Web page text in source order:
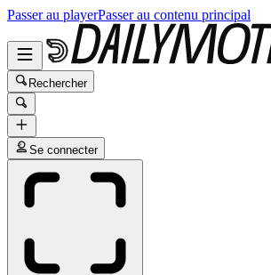
Passer au playerPasser au contenu principal
Rechercher
Se connecter